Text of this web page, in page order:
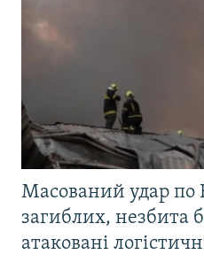
Масований удар по
загиблих, незбита
атаковані